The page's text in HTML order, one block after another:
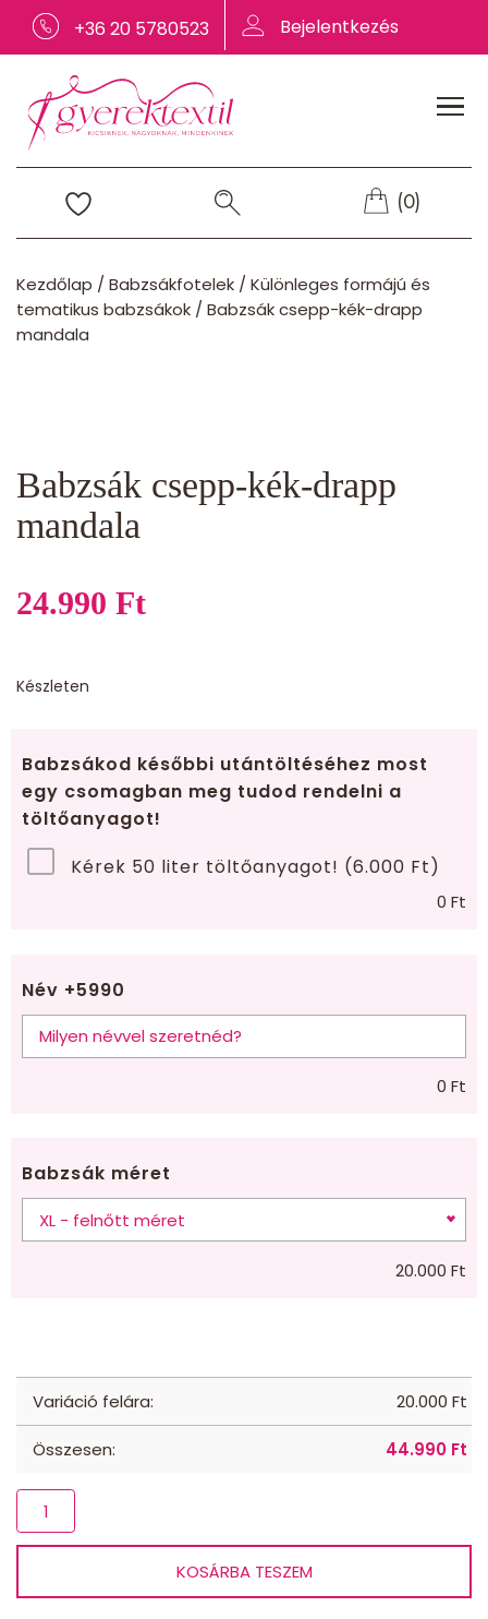
+36 20 5780523 Bejelentkezés
(0)
Kezdőlap /Babzsákfotelek /Különleges formájú és
tematikus babzsákok /Babzsák csepp-kék-drapp
mandala
Babzsák csepp-kék-drapp
mandala
24.990 Ft
Készleten
Babzsákod későbbi utántöltéséhez most
egy csomagban meg tudod rendelni a
töltőanyagot!
Kérek 50 liter töltőanyagot! (6.000 Ft)
0 Ft
Név +5990
0 Ft
Babzsák méret
20.000 Ft
Variáció felára: 20.000 Ft
Összesen: 44.990 Ft
Babzsák
csepp-
kék-
mandala
KOSÁRBA TESZEM